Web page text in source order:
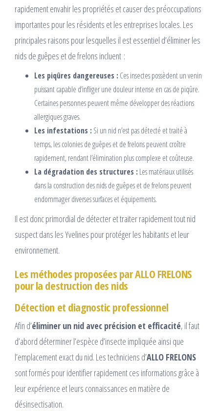
rapidement envahir les propriétés et causer des préoccupations
importantes pour les résidents et les entreprises locales. Les
principales raisons pour lesquelles il est essentiel d’éliminer les
nids de guêpes et de frelons incluent :
Les piqûres dangereuses : Ces insectes possèdent un venin
puissant capable d’infliger une douleur intense en cas de piqûre.
Certaines personnes peuvent même développer des réactions
allergiques graves.
Les infestations : Si un nid n’est pas détecté et traité à
temps, les colonies de guêpes et de frelons peuvent croître
rapidement, rendant l’élimination plus complexe et coûteuse.
La dégradation des structures : Les matériaux utilisés
dans la construction des nids de guêpes et de frelons peuvent
endommager diverses surfaces et équipements.
Il est donc primordial de détecter et traiter rapidement tout nid
suspect dans les Yvelines pour protéger les habitants et leur
environnement.
Les méthodes proposées par ALLO FRELONS
pour la destruction des nids
Détection et diagnostic professionnel
Afin d’éliminer un nid avec précision et efficacité, il faut
d’abord déterminer l’espèce d’insecte impliquée ainsi que
l’emplacement exact du nid. Les techniciens d’ALLO FRELONS
sont formés pour identifier rapidement ces informations grâce à
leur expérience et leurs connaissances en matière de
désinsectisation.